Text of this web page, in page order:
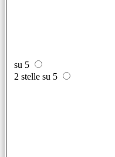
su 5
2 stelle su 5